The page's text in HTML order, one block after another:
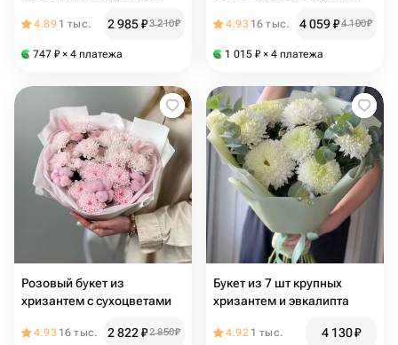
4.89 1 тыс. 2 985₽3 210₽
747 ₽ × 4 платежа
4.93 16 тыс. 4 059₽4 100₽
1 015 ₽ × 4 платежа
Розовый букет из
хризантем с сухоцветами
4.93 16 тыс. 2 822₽2 850₽
Букет из 7 шт крупных
хризантем и эвкалипта
4.92 1 тыс. 4 130₽